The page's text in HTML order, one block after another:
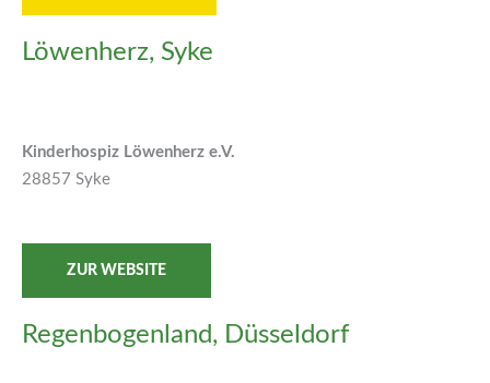
Löwenherz, Syke
Kinderhospiz Löwenherz e.V.
28857 Syke
ZUR WEBSITE
Regenbogenland, Düsseldorf